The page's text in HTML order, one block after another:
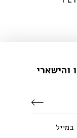
והישארי